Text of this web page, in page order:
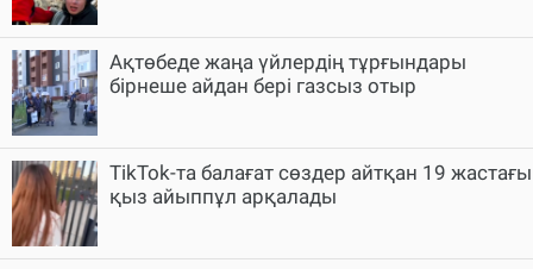
Ақтөбеде жаңа үйлердің тұрғындары
бірнеше айдан бері газсыз отыр
TikTok-та балағат сөздер айтқан 19 жастағы
қыз айыппұл арқалады